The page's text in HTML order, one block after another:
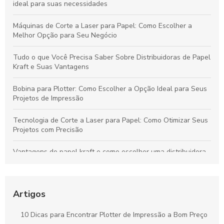
ideal para suas necessidades
Máquinas de Corte a Laser para Papel: Como Escolher a
Melhor Opção para Seu Negócio
Tudo o que Você Precisa Saber Sobre Distribuidoras de Papel
Kraft e Suas Vantagens
Bobina para Plotter: Como Escolher a Opção Ideal para Seus
Projetos de Impressão
Tecnologia de Corte a Laser para Papel: Como Otimizar Seus
Projetos com Precisão
Vantagens do papel kraft e como escolher uma distribuidora
Uso Otimizado
Máquinas de Corte a Laser: Como Otimizam a Precisão e a
Artigos
10 Dicas para Encontrar Plotter de Impressão a Bom Preço